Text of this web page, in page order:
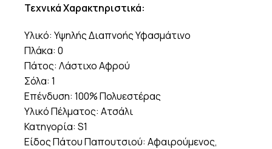
Τεχνικά Χαρακτηριστικά:
Υλικό: Υψηλής Διαπνοής Υφασμάτινο
Πλάκα: 0
Πάτος: Λάστιχο Αφρού
Σόλα: 1
Επένδυση: 100% Πολυεστέρας
Υλικό Πέλματος: Ατσάλι
Κατηγορία: S1
Είδος Πάτου Παπουτσιού: Αφαιρούμενος,